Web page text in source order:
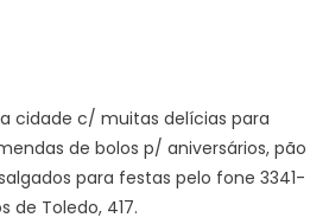
cidade c/ muitas delícias para
de bolos p/ aniversários, pão
para festas pelo fone 3341-
de Toledo, 417.